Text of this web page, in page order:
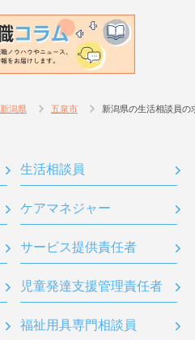
新潟県 五泉市 新潟県の生活相談員の
生活相談員
ケアマネジャー
サービス提供責任者
児童発達支援管理責任者
福祉用具専門相談員